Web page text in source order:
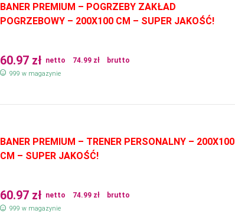
BANER PREMIUM – POGRZEBY ZAKŁAD
POGRZEBOWY – 200X100 CM – SUPER JAKOŚĆ!
60.97 zł netto 74.99 zł brutto
999 w magazynie
BANER PREMIUM – TRENER PERSONALNY – 200X100
CM – SUPER JAKOŚĆ!
60.97 zł netto 74.99 zł brutto
999 w magazynie